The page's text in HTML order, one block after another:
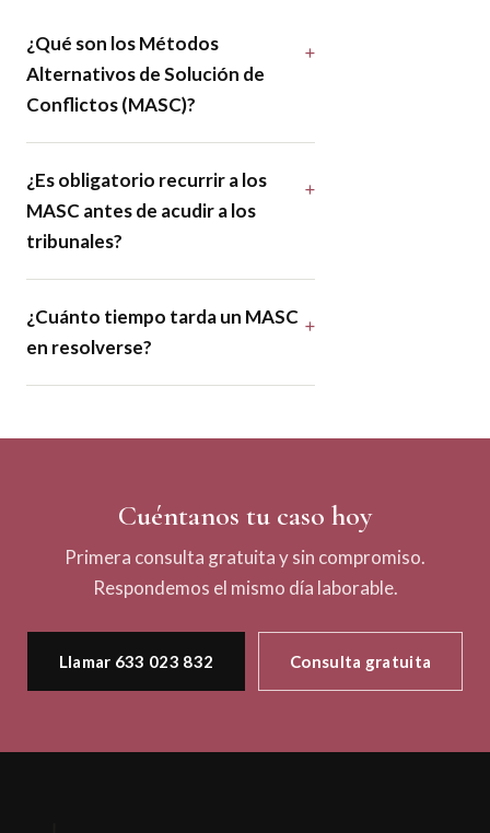
¿Qué son los Métodos
Alternativos de Solución de
Conflictos (MASC)?
¿Es obligatorio recurrir a los
MASC antes de acudir a los
tribunales?
¿Cuánto tiempo tarda un MASC
en resolverse?
Cuéntanos tu caso hoy
Primera consulta gratuita y sin compromiso.
Respondemos el mismo día laborable.
Llamar 633 023 832 Consulta gratuita